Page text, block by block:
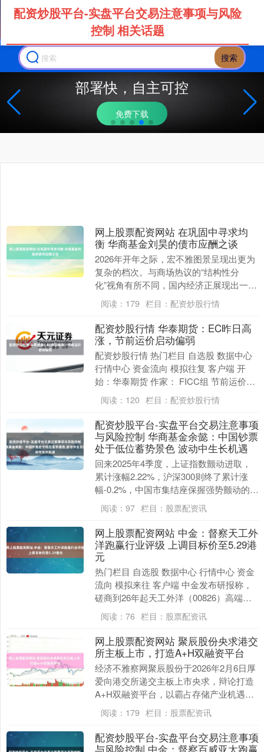
搜索
部署快，自主可控
免费下载
配资炒股平台-实盘平台交易注意事项与风险
控制 相关话题
网上股票配资网站 在巩固中寻求均
衡 华商基金刘昊的债市应酬之谈
2026年开年之际，宏不雅图景呈现出更为
复杂的档次。与商场热议的“结构性分
化”视角有所不同，国内经济正展现出一
幅“雕刻前行、向新向好”的坚贞画面。在
此布景下，债....
阅读： 179 栏目： 配资炒股行情
配资炒股行情 华泰期货：EC昨日高
涨，节前运价启动偏弱
配资炒股行情 热门栏目 自选股 数据中心
行情中心 资金流向 模拟往复 客户端 开
始：华泰期货 作家： FICC组 节前运价启
动偏弱，近期04合约瞻望走势震憾，....
阅读： 120 栏目： 配资炒股行情
配资炒股平台-实盘平台交易注意事项
与风险控制 华商基金余懿：中国钞票
处于低位蓄势景色 波动中生长机遇
回来2025年4季度，上证指数颤动进取，
累计涨幅2.22%，沪深300则终了累计涨
幅-0.2%，中国市集结座保握强势颤动的景
色，链接积累势能。结构上看，红利因
子....
阅读： 97 栏目： 股票配资讯
网上股票配资网站 中金：督察天工外
洋跑赢行业评级 上调目标价至5.29港
元
热门栏目 自选股 数据中心 行情中心 资金
流向 模拟来往 客户端 中金发布研报称，
磋商到26年起天工外洋（00826）高端材
料或将握续放量，鼓吹公司从工模具钢
龙....
阅读： 76 栏目： 股票配资讯
网上股票配资网站 聚辰股份央求港交
所主板上市，打造A+H双融资平台
经济不雅察网聚辰股份于2026年2月6日厚
爱向港交所递交主板上市央求，辩论打造
A+H双融资平台，以霸占存储产业机遇。
这一事件可能升迁公司估值预期和流动性
关心度。....
阅读： 179 栏目： 股票配资讯
配资炒股平台-实盘平台交易注意事项
与风险控制 中金：督察百威亚太跑赢